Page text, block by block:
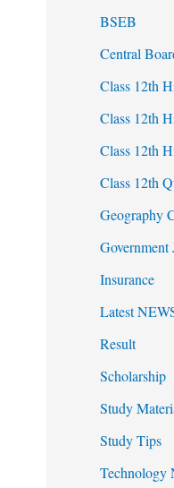
BSEB
Central
Class 12th
Class 12th
Class 12th
Class 12th
Geography
Government
Insurance
Latest
Result
Scholarship
Study
Study Tips
Technology